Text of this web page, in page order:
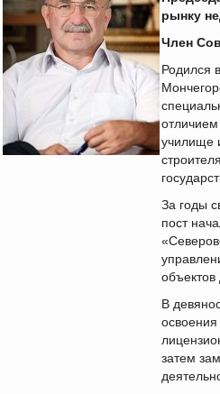
рынку
Член
Родился
училище
За годы
пост
В
освоения
затем